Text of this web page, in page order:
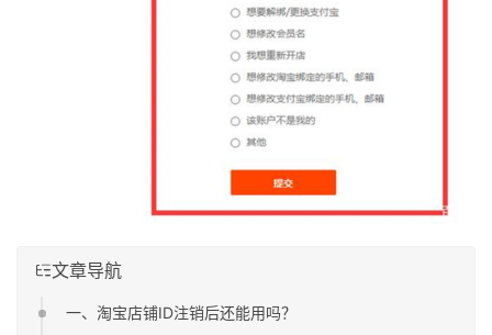
文章导航
一、淘宝店铺ID注销后还能用吗？